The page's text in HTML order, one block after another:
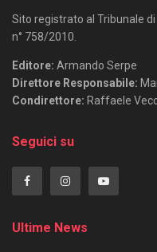
Sito registrato al Tribunale
n° 758/2010.
Editore: Armando Serpe
Direttore Responsabile:
Condirettore: Raffaele
Seguici su
Ultime News